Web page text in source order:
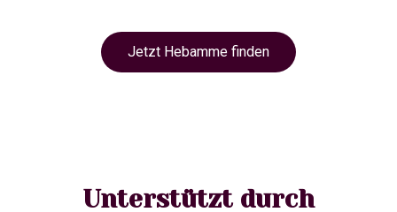
Jetzt Hebamme finden
Unterstützt durch